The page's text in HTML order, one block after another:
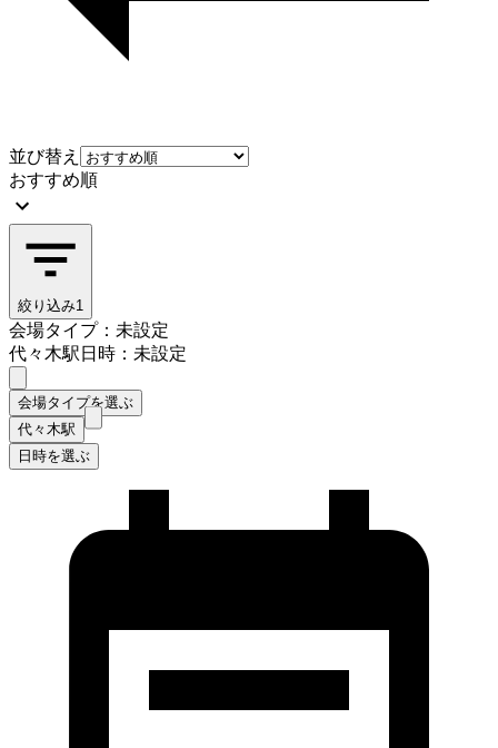
並び替え
おすすめ順
絞り込み1
会場タイプ：未設定
代々木駅日時：未設定
会場タイプを選ぶ
代々木駅
日時を選ぶ